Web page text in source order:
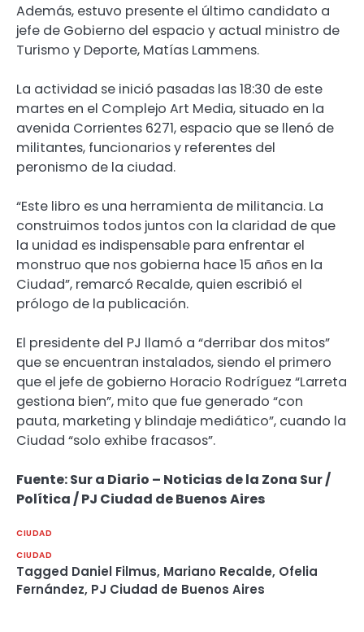
Además, estuvo presente el último candidato a
jefe de Gobierno del espacio y actual ministro de
Turismo y Deporte, Matías Lammens.
La actividad se inició pasadas las 18:30 de este
martes en el Complejo Art Media, situado en la
avenida Corrientes 6271, espacio que se llenó de
militantes, funcionarios y referentes del
peronismo de la ciudad.
“Este libro es una herramienta de militancia. La
construimos todos juntos con la claridad de que
la unidad es indispensable para enfrentar el
monstruo que nos gobierna hace 15 años en la
Ciudad”, remarcó Recalde, quien escribió el
prólogo de la publicación.
El presidente del PJ llamó a “derribar dos mitos”
que se encuentran instalados, siendo el primero
que el jefe de gobierno Horacio Rodríguez “Larreta
gestiona bien”, mito que fue generado “con
pauta, marketing y blindaje mediático”, cuando la
Ciudad “solo exhibe fracasos”.
Fuente: Sur a Diario – Noticias de la Zona Sur /
Política / PJ Ciudad de Buenos Aires
CIUDAD
CIUDAD
Tagged Daniel Filmus, Mariano Recalde, Ofelia
Fernández, PJ Ciudad de Buenos Aires